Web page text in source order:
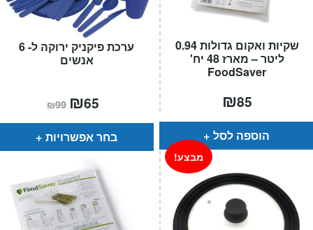
ערכת פיקניק ירוקה ל- 6
אנשים
₪99 המחיר
המקורי
היה:
₪99.
₪65
הוא:
בחר אפשרויות
שקיות ואקום גדולות 0.94
ליטר – מארז 48 יח'
FoodSaver
₪85
הוספה לסל
מבצע!